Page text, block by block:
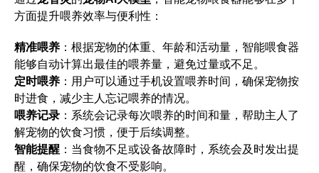
方面提升喂养效率与便利性：
精准喂养 ：根据宠物的体重、年龄和活动量，智能喂食器
能够自动计算出最佳的喂养量，避免过量或不足。
定时喂养 ：用户可以通过手机设置喂养时间，确保宠物按
时进食，减少主人忘记喂养的情况。
喂养记录 ：系统会记录每次喂养的时间和量，帮助主人了
解宠物的饮食习惯，便于后续调整。
智能提醒 ：当食物不足或设备故障时，系统会及时发出提
醒，确保宠物的饮食不受影响。